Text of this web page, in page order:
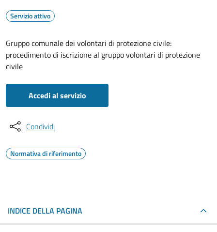
Servizio attivo
Gruppo comunale dei volontari di protezione civile:
procedimento di iscrizione al gruppo volontari di protezione
civile
Accedi al servizio
Condividi
Normativa di riferimento
INDICE DELLA PAGINA